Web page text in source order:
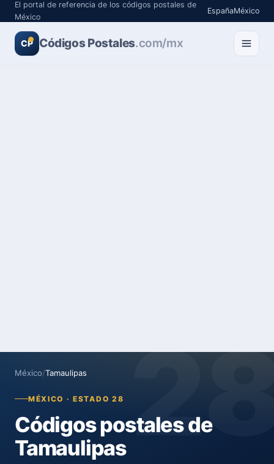
El portal de referencia de los códigos postales de
México
EspañaMéxico
CP Códigos Postales.com/mx
México/Tamaulipas
MÉXICO · ESTADO 28
Códigos postales de
Tamaulipas